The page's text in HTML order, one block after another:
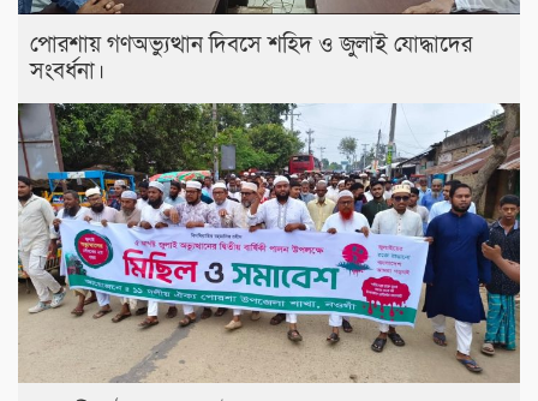
পোরশায় গণঅভ্যুত্থান দিবসে শহিদ ও জুলাই যোদ্ধাদের
সংবর্ধনা।